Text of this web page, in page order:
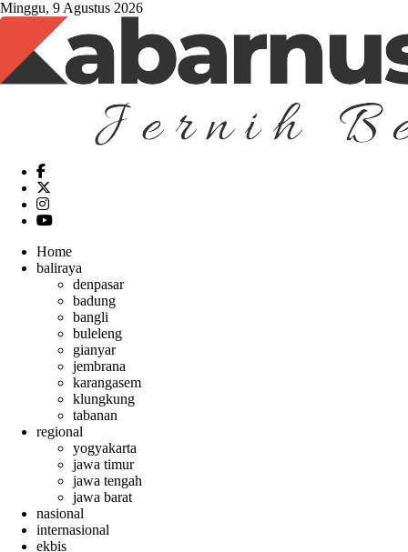
Minggu, 9 Agustus 2026
Home
baliraya
denpasar
badung
bangli
buleleng
gianyar
jembrana
karangasem
klungkung
tabanan
regional
yogyakarta
jawa timur
jawa tengah
jawa barat
nasional
internasional
ekbis